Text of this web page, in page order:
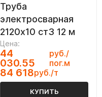
Труба
электросварная
2120х10 ст3 12 м
Цена:
44
030.55
руб./
пог.м
84 618руб./т
КУПИТЬ